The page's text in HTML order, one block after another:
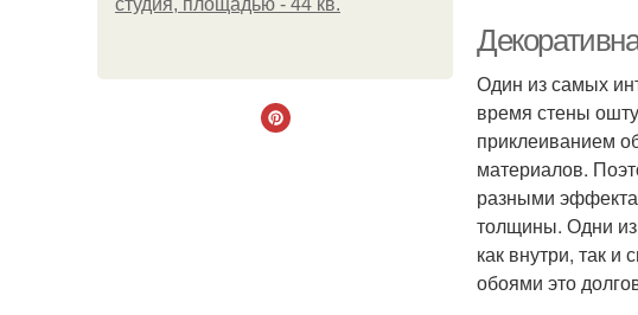
студия, площадью - 44 кв.
Один из самых
время стены
приклеиванием
материалов.
разными
толщины. Одни из
как внутри, так
обоями это